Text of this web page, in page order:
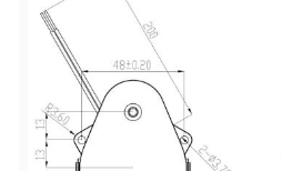
Détails de l'emballage